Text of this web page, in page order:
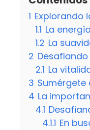
1 Explorando
1.1 La
1.2 La
2
2.1 La
3 Sumérgete
4 La
4.1
4.1.1 En